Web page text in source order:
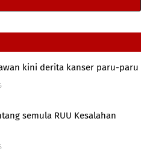
kini derita kanser paru-paru
semula RUU Kesalahan